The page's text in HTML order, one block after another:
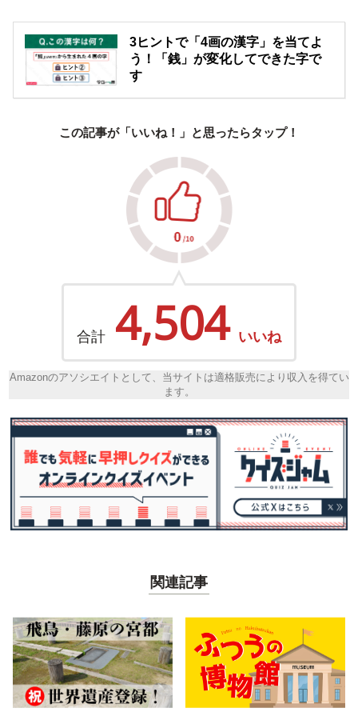
3ヒントで「4画の漢字」を当てよ
う！「銭」が変化してできた字で
す
この記事が「いいね！」と思ったらタップ！
合計 4,504 いいね
Amazonのアソシエイトとして、当サイトは適格販売により収入を得てい
ます。
関連記事